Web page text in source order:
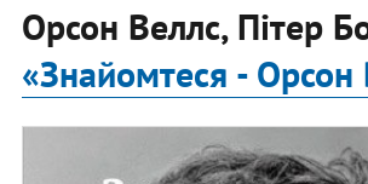
Орсон Веллс, Пітер
«Знайомтеся - Орсон